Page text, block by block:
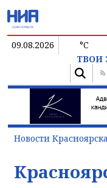
09.08.2026 °C
ТВОИ
Новости Красноярска